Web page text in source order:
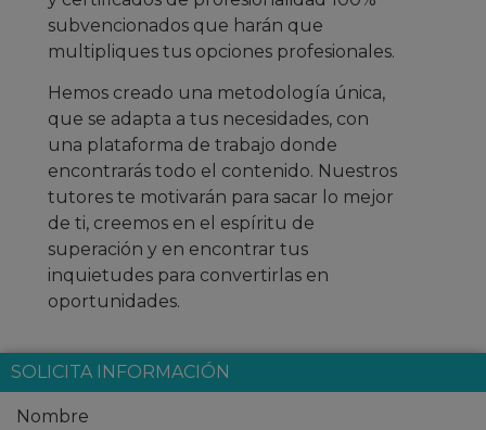
subvencionados que harán que
multipliques tus opciones profesionales.
Hemos creado una metodología única,
que se adapta a tus necesidades, con
una plataforma de trabajo donde
encontrarás todo el contenido. Nuestros
tutores te motivarán para sacar lo mejor
de ti, creemos en el espíritu de
superación y en encontrar tus
inquietudes para convertirlas en
oportunidades.
SOLICITA INFORMACIÓN
Nombre